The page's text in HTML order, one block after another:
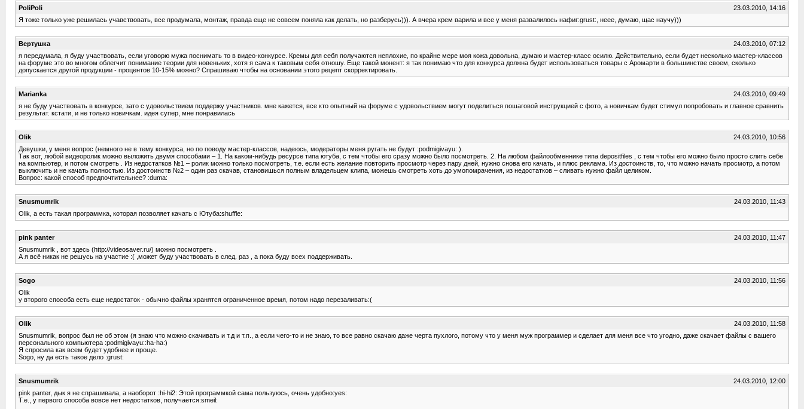
PoliPoli
23.03.2010, 14:16
Я тоже только уже решилась учавствовать, все продумала, монтаж, правда еще не совсем поняла как делать, но разберусь))). А вчера крем варила и все у меня развалилось нафиг:grust:, неее, думаю, щас научу)))
Вертушка
24.03.2010, 07:12
я передумала, я буду участвовать, если уговорю мужа поснимать то в видео-конкурсе. Кремы для себя получаются неплохие, по крайне мере моя кожа довольна, думаю и мастер-класс осилю. Действительно, если будет несколько мастер-классов
на форуме это во многом облегчит понимание теории для новеньких, хотя я сама к таковым себя отношу. Еще такой монент: я так понимаю что для конкурса должна будет использоваться товары с Аромарти в большинстве своем, сколько
допускается другой продукции - процентов 10-15% можно? Спрашиваю чтобы на основании этого рецепт скорректировать.
Marianka
24.03.2010, 09:49
я не буду участвовать в конкурсе, зато с удовольствием поддержу участников. мне кажется, все кто опытный на форуме с удовольствием могут поделиться пошаговой инструкцией с фото, а новичкам будет стимул попробовать и главное сравнить
результат. кстати, и не только новичкам. идея супер, мне понравилась
Olik
24.03.2010, 10:56
Девушки, у меня вопрос (немного не в тему конкурса, но по поводу мастер-классов, надеюсь, модераторы меня ругать не будут :podmigivayu: ).
Так вот, любой видеоролик можно выложить двумя способами – 1. На каком-нибудь ресурсе типа ютуба, с тем чтобы его сразу можно было посмотреть. 2. На любом файлообменнике типа depositfiles , с тем чтобы его можно было просто слить себе
на компьютер, и потом смотреть . Из недостатков №1 – ролик можно только посмотреть, т.е. если есть желание повторить просмотр через пару дней, нужно снова его качать, и плюс реклама. Из достоинств, то, что можно начать просмотр, а потом
выключить и не качать полностью. Из достоинств №2 – один раз скачав, становишься полным владельцем клипа, можешь смотреть хоть до умопомрачения, из недостатков – сливать нужно файл целиком.
Вопрос: какой способ предпочтительнее? :duma:
Snusmumrik
24.03.2010, 11:43
Olik, а есть такая программка, которая позволяет качать с Ютуба:shuffle:
pink panter
24.03.2010, 11:47
Snusmumrik , вот здесь (http://videosaver.ru/) можно посмотреть .
А я всё никак не решусь на участие :( ,может буду участвовать в след. раз , а пока буду всех поддерживать.
Sogo
24.03.2010, 11:56
Olik
у второго способа есть еще недостаток - обычно файлы хранятся ограниченное время, потом надо перезаливать:(
Olik
24.03.2010, 11:58
Snusmumrik, вопрос был не об этом (я знаю что можно скачивать и т.д и т.п., а если чего-то и не знаю, то все равно скачаю даже черта пухлого, потому что у меня муж программер и сделает для меня все что угодно, даже скачает файлы с вашего
персонального компьютера :podmigivayu::ha-ha:)
Я спросила как всем будет удобнее и проще.
Sogo, ну да есть такое дело :grust:
Snusmumrik
24.03.2010, 12:00
pink panter, дык я не спрашивала, а наоборот :hi-hi2: Этой программкой сама пользуюсь, очень удобно:yes:
Т.е., у первого способа вовсе нет недостатков, получается:smeil: